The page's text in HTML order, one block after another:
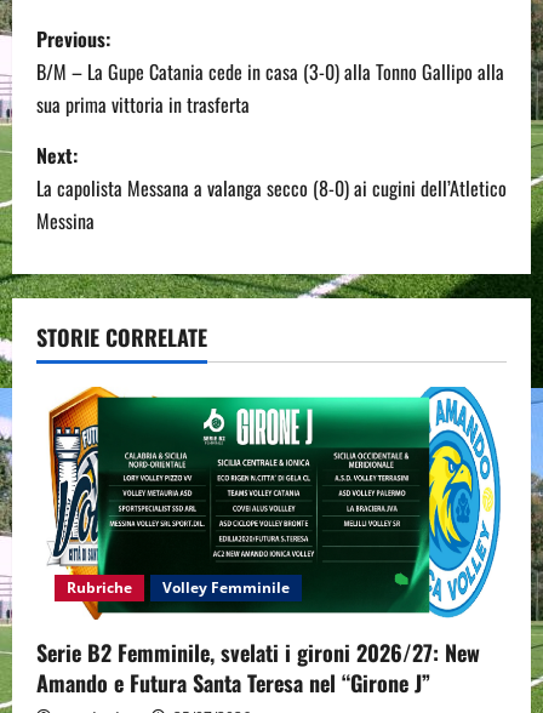
P
o
s
t
n
a
v
g
a
t
o
n
Previous:
B/M – La Gupe Catania cede in casa (3-0) alla Tonno Gallipo alla
sua prima vittoria in trasferta
Next:
La capolista Messana a valanga secco (8-0) ai cugini dell’Atletico
Messina
STORIE CORRELATE
Rubriche Volley Femminile
Serie B2 Femminile, svelati i gironi 2026/27: New
Amando e Futura Santa Teresa nel “Girone J”